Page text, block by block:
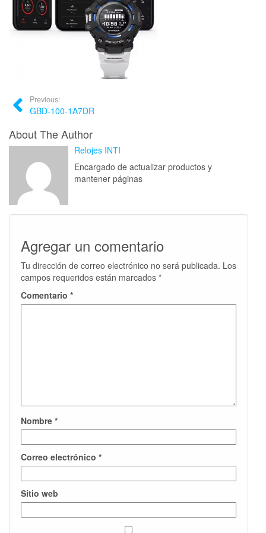
Previous:
GBD-100-1A7DR
About The Author
Relojes INTI
Encargado de actualizar productos y
mantener páginas
Agregar un comentario
Tu dirección de correo electrónico no será publicada. Los
campos requeridos están marcados *
Comentario *
Nombre *
Correo electrónico *
Sitio web